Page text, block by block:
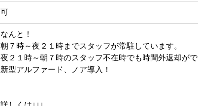
可
なんと！
朝７時～夜２１時までスタッフが常駐しています。
夜２１時～朝７時のスタッフ不在時でも時間外返却がで
新型アルファード、ノア導入！